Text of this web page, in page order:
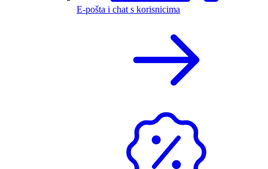
E-pošta i chat s korisnicima